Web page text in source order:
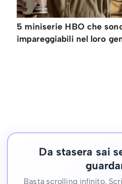
5 miniserie HBO che
impareggiabili nel loro
Da stasera sai
Basta scrolling infinito.